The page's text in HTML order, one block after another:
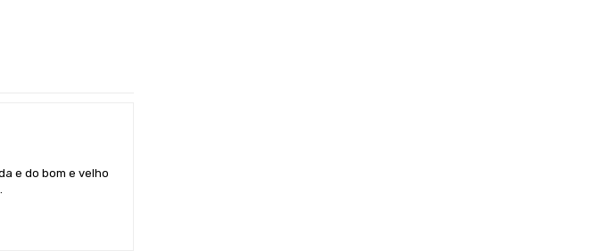
e do bom e velho